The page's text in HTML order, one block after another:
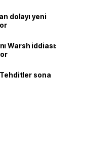
dolayı yeni
Warsh iddiası:
Tehditler sona